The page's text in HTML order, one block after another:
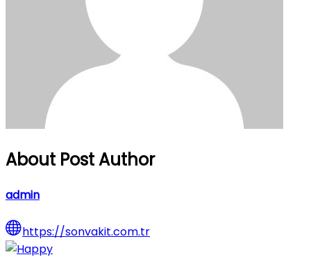
About Post Author
admin
https://sonvakit.com.tr